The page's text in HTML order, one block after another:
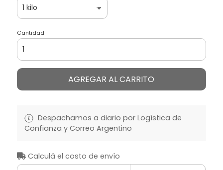
Cantidad
AGREGAR AL CARRITO
Despachamos a diario por Logística de
Confianza y Correo Argentino
Calculá el costo de envío